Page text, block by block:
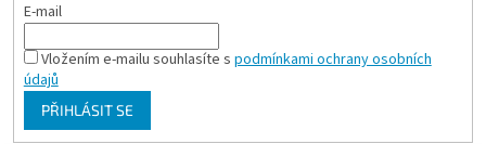
E-mail
Vložením e-mailu souhlasíte s podmínkami ochrany osobních
údajů
PŘIHLÁSIT SE